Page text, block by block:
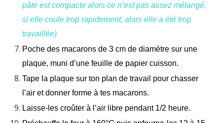
pâte est compacte alors ce n’est pas assez mélangé,
si elle coule trop rapidement, alors elle a été trop
travaillée)
Poche des macarons de 3 cm de diamètre sur une
plaque, muni d’une feuille de papier cuisson.
Tape la plaque sur ton plan de travail pour chasser
l’air et donner forme à tes macarons.
Laisse-les croûter à l’air libre pendant 1/2 heure.